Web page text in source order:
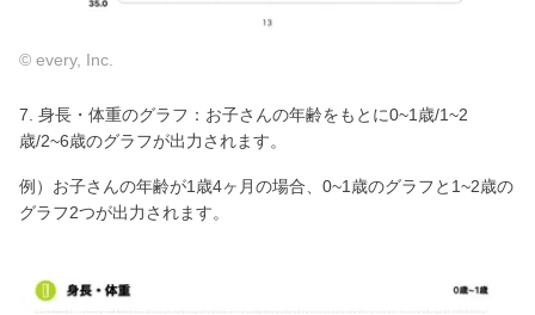
© every, Inc.
7. 身長・体重のグラフ：お子さんの年齢をもとに0~1歳/1~2
歳/2~6歳のグラフが出力されます。
例）お子さんの年齢が1歳4ヶ月の場合、0~1歳のグラフと1~2歳の
グラフ2つが出力されます。